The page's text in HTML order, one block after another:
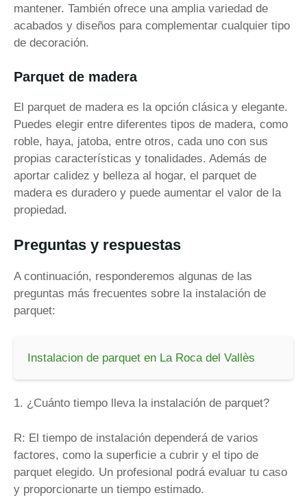
mantener. También ofrece una amplia variedad de
acabados y diseños para complementar cualquier tipo
de decoración.
Parquet de madera
El parquet de madera es la opción clásica y elegante.
Puedes elegir entre diferentes tipos de madera, como
roble, haya, jatoba, entre otros, cada uno con sus
propias características y tonalidades. Además de
aportar calidez y belleza al hogar, el parquet de
madera es duradero y puede aumentar el valor de la
propiedad.
Preguntas y respuestas
A continuación, responderemos algunas de las
preguntas más frecuentes sobre la instalación de
parquet:
Instalacion de parquet en La Roca del Vallès
1. ¿Cuánto tiempo lleva la instalación de parquet?
R: El tiempo de instalación dependerá de varios
factores, como la superficie a cubrir y el tipo de
parquet elegido. Un profesional podrá evaluar tu caso
y proporcionarte un tiempo estimado.